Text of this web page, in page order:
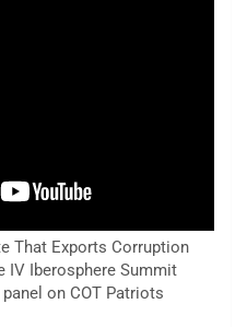
That Exports Corruption
IV Iberosphere Summit
on COT Patriots